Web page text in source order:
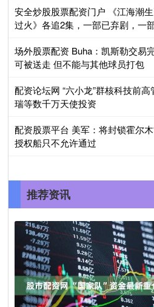
安全炒股股票配资门户 《江海潮
过火》各追2集，一部已弃剧，一
场外股票配资 Buha：凯斯勒交易
可被送走 但不能与其他球员打包
配资论坛网 “六小龙”群核科技前
瑞等数千万天使投资
配资股票平台 美军：将封锁霍尔
授权船只不允许通过
推荐资讯